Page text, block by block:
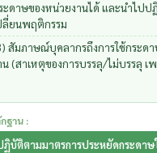
ะดาษของหน่วยงานได้ และนำไป
ลี่ยนพฤติกรรม
สัมภาษณ์บุคลากรถึงการใช้กระด
น (สาเหตุของการบรรลุ/ไม่บรรลุ เพ
ฐาน :
ฏิบัติตามมาตรการประหยัดกระดา